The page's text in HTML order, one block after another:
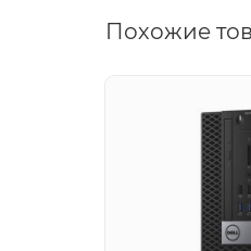
Похожие